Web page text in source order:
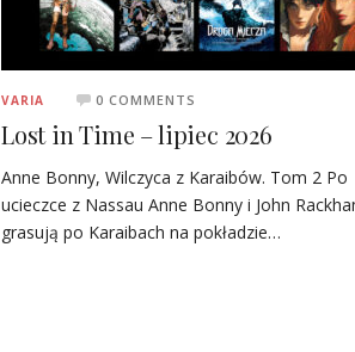
VARIA 0 COMMENTS
Lost in Time – lipiec 2026
Anne Bonny, Wilczyca z Karaibów. Tom 2 Po
ucieczce z Nassau Anne Bonny i John
grasują po Karaibach na pokładzie…